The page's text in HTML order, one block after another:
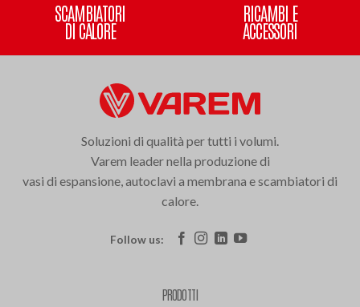
SCAMBIATORI
DI CALORE
RICAMBI E
ACCESSORI
Soluzioni di qualità per tutti i volumi.
Varem leader nella produzione di
vasi di espansione, autoclavi a membrana e scambiatori di
calore.
Follow us:
PRODOTTI